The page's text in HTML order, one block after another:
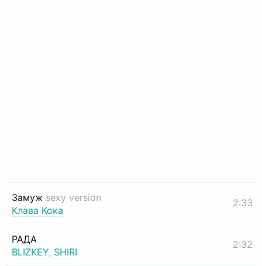
Замуж sexy version
Клава Кока
2:33
РАДА
BLIZKEY, SHIRI
2:32